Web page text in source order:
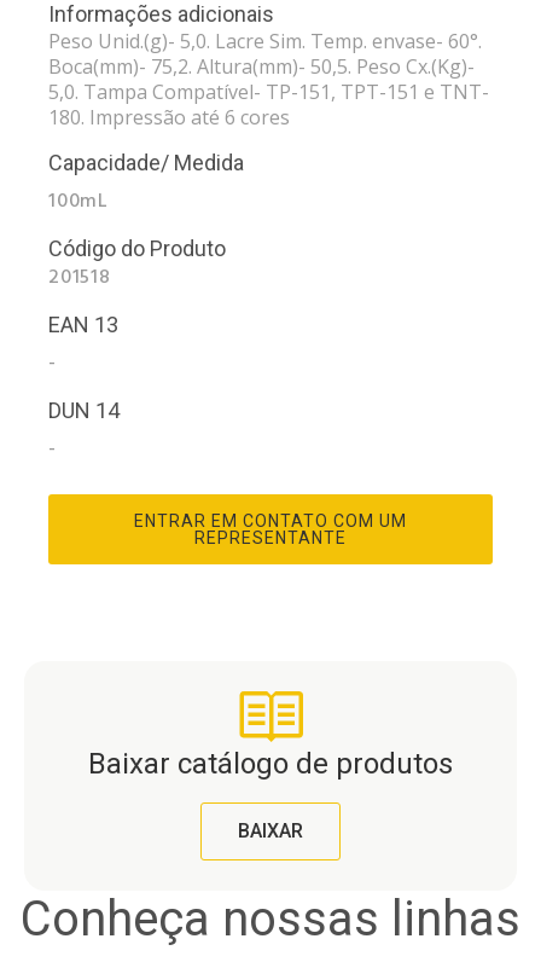
Informações adicionais
Peso Unid.(g)- 5,0. Lacre Sim. Temp. envase- 60°.
Boca(mm)- 75,2. Altura(mm)- 50,5. Peso Cx.(Kg)-
5,0. Tampa Compatível- TP-151, TPT-151 e TNT-
180. Impressão até 6 cores
Capacidade/ Medida
100mL
Código do Produto
201518
EAN 13
-
DUN 14
-
ENTRAR EM CONTATO COM UM
REPRESENTANTE
Baixar catálogo de produtos
BAIXAR
Conheça nossas linhas